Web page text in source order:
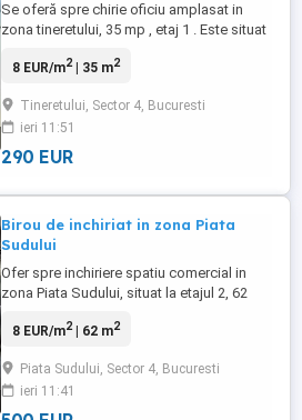
Se oferă spre chirie oficiu amplasat in
zona tineretului, 35 mp , etaj 1 . Este situat
Suprafața totală: 35 m.p. Compartimentat
poate fi o debara, bucătărie etc), bloc
sanitar. Caracteristici: - prima linie -
reparaţie ...
8 EUR/m2| 35 m2
Tineretului, Sector 4, Bucuresti
ieri 11:51
290 EUR
Birou de inchiriat in zona Piata
Sudului
Ofer spre inchiriere spatiu comercial in
zona Piata Sudului, situat la etajul 2, 62
proprie si cu un grup sanitar. Este situat in
minute de mers pe jos, in zona se
regasesc spatii comerciala si acces la
transport ...
8 EUR/m2| 62 m2
Piata Sudului, Sector 4, Bucuresti
ieri 11:41